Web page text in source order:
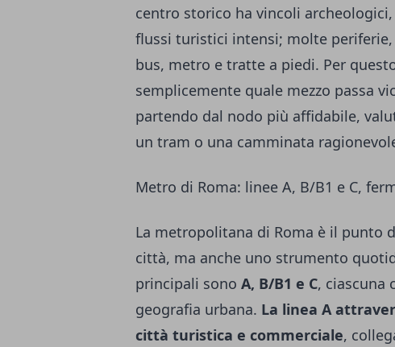
centro storico ha vincoli
flussi turistici intensi; molte
bus, metro e tratte a piedi. Per
semplicemente quale mezzo passa
partendo dal nodo più affidabile,
un tram o una camminata
Metro di Roma: linee A, B/B1 e C,
La metropolitana di Roma è il punto
città, ma anche uno strumento
principali sono A, B/B1 e C, ciascuna
geografia urbana. La linea A
città turistica e commerciale,